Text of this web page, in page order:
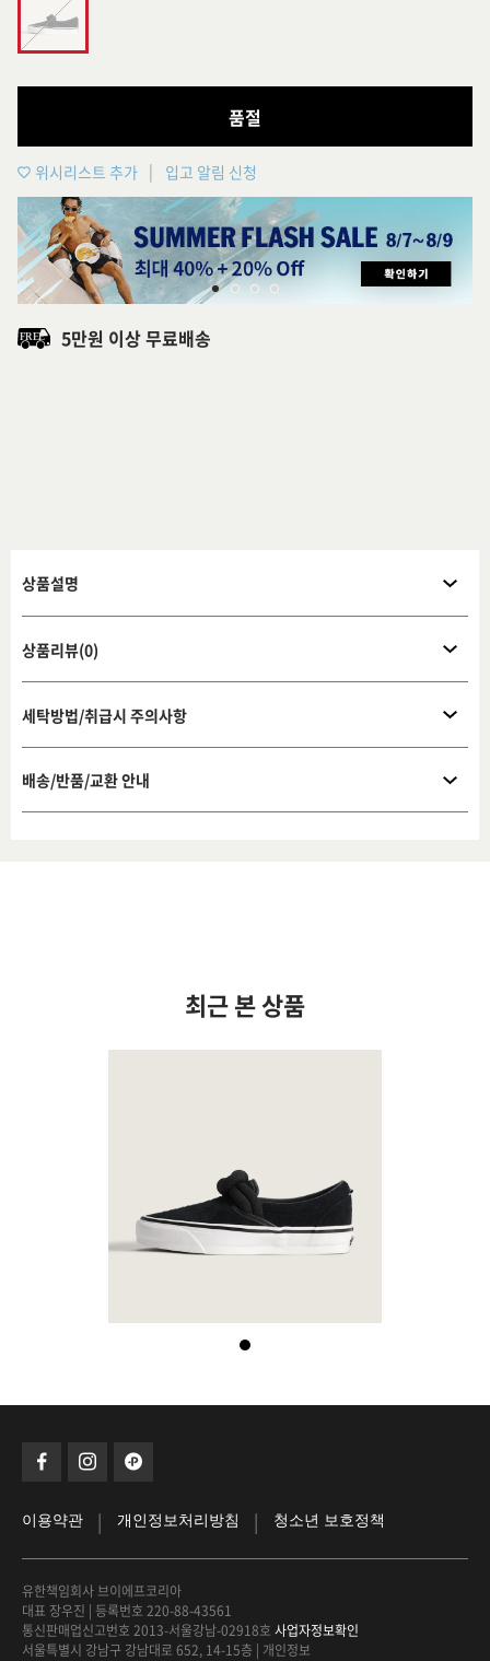
품절
위시리스트 추가 입고 알림 신청
5만원 이상 무료배송
상품설명
상품리뷰(0)
세탁방법/취급시 주의사항
배송/반품/교환 안내
최근 본 상품
이용약관 | 개인정보처리방침 | 청소년 보호정책
유한책임회사 브이에프코리아
대표 장우진 | 등록번호 220-88-43561
통신판매업신고번호 2013-서울강남-02918호 사업자정보확인
서울특별시 강남구 강남대로 652, 14-15층 | 개인정보